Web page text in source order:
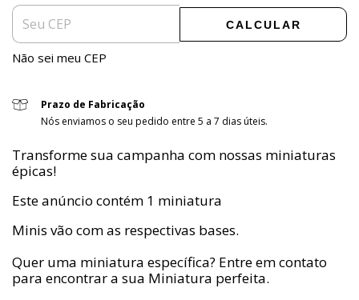
CALCULAR
Não sei meu CEP
Prazo de Fabricação
Nós enviamos o seu pedido entre 5 a 7 dias úteis.
Transforme sua campanha com nossas miniaturas
épicas!
Este anúncio contém 1 miniatura
Minis vão com as respectivas bases.
Quer uma miniatura específica? Entre em contato
para encontrar a sua Miniatura perfeita.